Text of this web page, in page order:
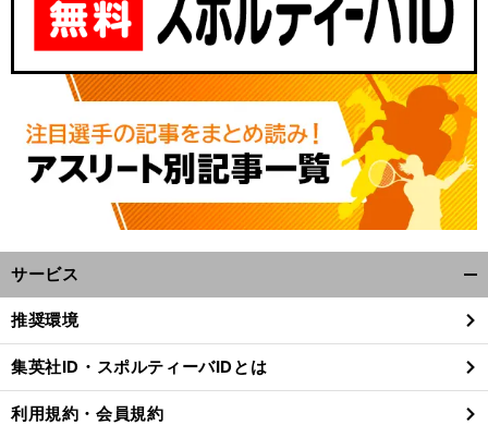
サービス
閉
る
推奨環境
集英社ID・スポルティーバIDとは
利用規約・会員規約